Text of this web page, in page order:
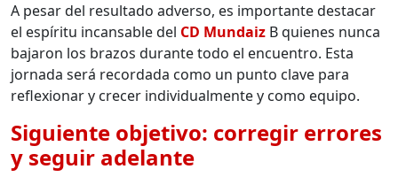
A pesar del resultado adverso, es importante destacar
el espíritu incansable del CD Mundaiz B quienes nunca
bajaron los brazos durante todo el encuentro. Esta
jornada será recordada como un punto clave para
reflexionar y crecer individualmente y como equipo.
Siguiente objetivo: corregir errores
y seguir adelante